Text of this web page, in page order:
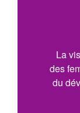
La
des
du